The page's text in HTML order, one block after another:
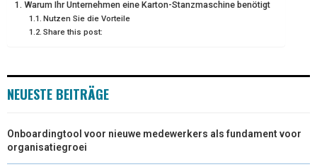
E
R
K S N
Warum Ihr Unternehmen eine Karton-Stanzmaschine benötigt
Nutzen Sie die Vorteile
Share this post:
NEUESTE BEITRÄGE
Onboardingtool voor nieuwe medewerkers als fundament voor
organisatiegroei